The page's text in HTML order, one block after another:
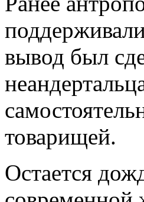
вывод был
товарищей.
Остается